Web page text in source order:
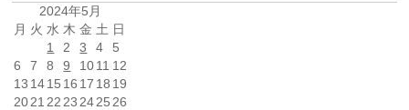
2024年5月
月 火 水 木 金 土 日
1
2 3 4
5
6
7 8 9 1011 12
13 1415 16 17 18 19
2021 22 23 2425 26